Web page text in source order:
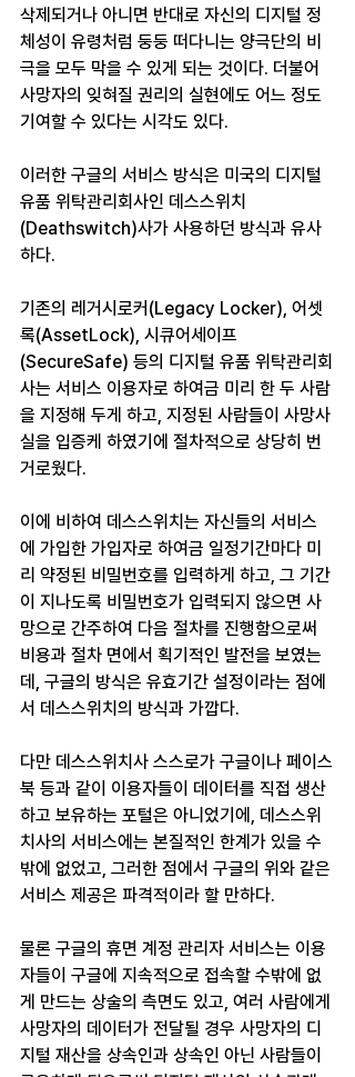
삭제되거나 아니면 반대로 자신의 디지털 정
체성이 유령처럼 둥둥 떠다니는 양극단의 비
극을 모두 막을 수 있게 되는 것이다. 더불어
사망자의 잊혀질 권리의 실현에도 어느 정도
기여할 수 있다는 시각도 있다.
이러한 구글의 서비스 방식은 미국의 디지털
유품 위탁관리회사인 데스스위치
(Deathswitch)사가 사용하던 방식과 유사
하다.
기존의 레거시로커(Legacy Locker), 어셋
록(AssetLock), 시큐어세이프
(SecureSafe) 등의 디지털 유품 위탁관리회
사는 서비스 이용자로 하여금 미리 한 두 사람
을 지정해 두게 하고, 지정된 사람들이 사망사
실을 입증케 하였기에 절차적으로 상당히 번
거로웠다.
이에 비하여 데스스위치는 자신들의 서비스
에 가입한 가입자로 하여금 일정기간마다 미
리 약정된 비밀번호를 입력하게 하고, 그 기간
이 지나도록 비밀번호가 입력되지 않으면 사
망으로 간주하여 다음 절차를 진행함으로써
비용과 절차 면에서 획기적인 발전을 보였는
데, 구글의 방식은 유효기간 설정이라는 점에
서 데스스위치의 방식과 가깝다.
다만 데스스위치사 스스로가 구글이나 페이스
북 등과 같이 이용자들이 데이터를 직접 생산
하고 보유하는 포털은 아니었기에, 데스스위
치사의 서비스에는 본질적인 한계가 있을 수
밖에 없었고, 그러한 점에서 구글의 위와 같은
서비스 제공은 파격적이라 할 만하다.
물론 구글의 휴면 계정 관리자 서비스는 이용
자들이 구글에 지속적으로 접속할 수밖에 없
게 만드는 상술의 측면도 있고, 여러 사람에게
사망자의 데이터가 전달될 경우 사망자의 디
지털 재산을 상속인과 상속인 아닌 사람들이